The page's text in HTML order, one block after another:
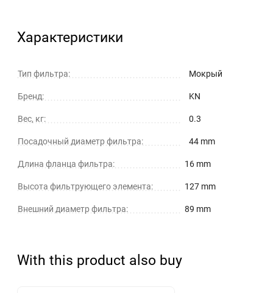
Характеристики
Тип фильтра: Мокрый
Бренд: KN
Вес, кг: 0.3
Посадочный диаметр фильтра: 44 mm
Длина фланца фильтра: 16 mm
Высота фильтрующего элемента: 127 mm
Внешний диаметр фильтра: 89 mm
With this product also buy